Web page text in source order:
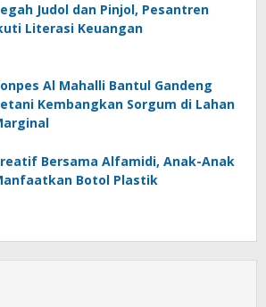
Judol dan Pinjol, Pesantren
Literasi Keuangan
Al Mahalli Bantul Gandeng
Kembangkan Sorgum di Lahan
Bersama Alfamidi, Anak-Anak
Botol Plastik